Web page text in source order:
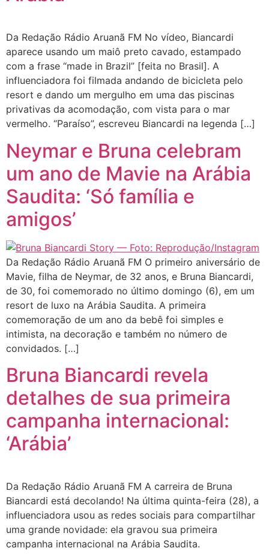
Da Redação Rádio Aruanã FM No vídeo, Biancardi
aparece usando um maiô preto cavado, estampado
com a frase “made in Brazil” [feita no Brasil]. A
influenciadora foi filmada andando de bicicleta pelo
resort e dando um mergulho em uma das piscinas
privativas da acomodação, com vista para o mar
vermelho. “Paraíso”, escreveu Biancardi na legenda […]
Neymar e Bruna celebram
um ano de Mavie na Arábia
Saudita: ‘Só família e
amigos’
Da Redação Rádio Aruanã FM O primeiro aniversário de
Mavie, filha de Neymar, de 32 anos, e Bruna Biancardi,
de 30, foi comemorado no último domingo (6), em um
resort de luxo na Arábia Saudita. A primeira
comemoração de um ano da bebê foi simples e
intimista, na decoração e também no número de
convidados. […]
Bruna Biancardi revela
detalhes de sua primeira
campanha internacional:
‘Arábia’
Da Redação Rádio Aruanã FM A carreira de Bruna
Biancardi está decolando! Na última quinta-feira (28), a
influenciadora usou as redes sociais para compartilhar
uma grande novidade: ela gravou sua primeira
campanha internacional na Arábia Saudita.